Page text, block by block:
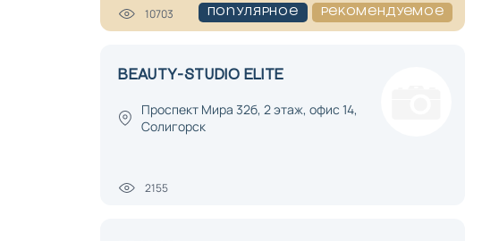
Популярное Рекомендуемое
10703
BEAUTY-STUDIO ELITE
Проспект Мира 32б, 2 этаж, офис 14,
Солигорск
2155